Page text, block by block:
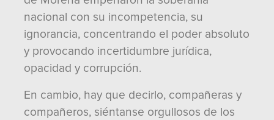
nacional con su incompetencia, su
ignorancia, concentrando el poder absoluto
y provocando incertidumbre jurídica,
opacidad y corrupción.
En cambio, hay que decirlo, compañeras y
compañeros, siéntanse orgullosos de los